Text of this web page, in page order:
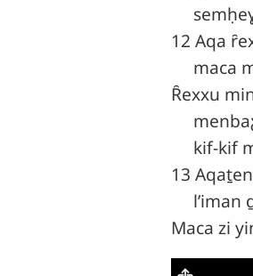
12 Aqa
maca
Ȓexxu
kif-kif
13
lʼiman
Maca zi